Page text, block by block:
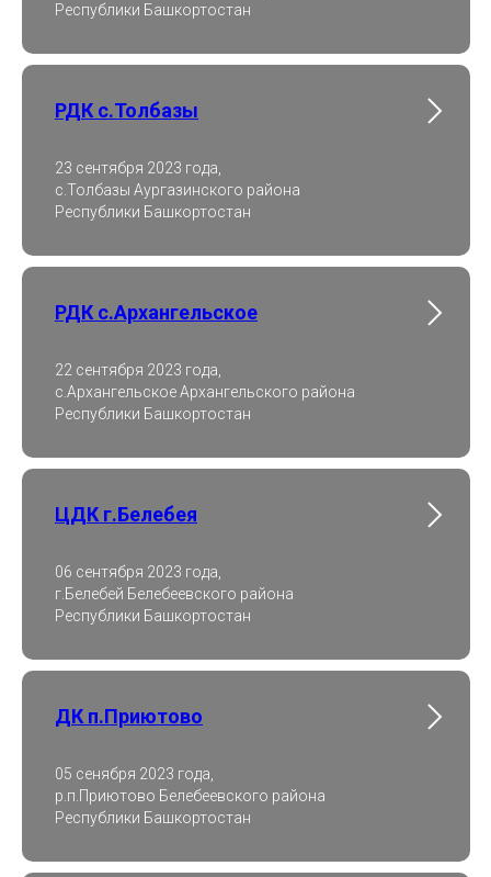
Республики Башкортостан
РДК с.Толбазы
23 сентября 2023 года,
с.Толбазы Аургазинского района
Республики Башкортостан
РДК с.Архангельское
22 сентября 2023 года,
с.Архангельское Архангельского района
Республики Башкортостан
ЦДК г.Белебея
06 сентября 2023 года,
г.Белебей Белебеевского района
Республики Башкортостан
ДК п.Приютово
05 сенября 2023 года,
р.п.Приютово Белебеевского района
Республики Башкортостан